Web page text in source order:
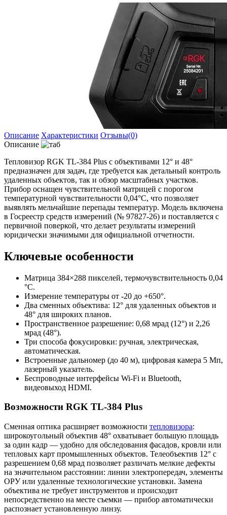
Описание Характеристики Отзывы(0)
Описание
Тепловизор RGK TL-384 Plus с объективами 12° и 48°
предназначен для задач, где требуется как детальный контроль
удаленных объектов, так и обзор масштабных участков.
Прибор оснащен чувствительной матрицей с порогом
температурной чувствительности 0,04°C, что позволяет
выявлять мельчайшие перепады температур. Модель включена
в Госреестр средств измерений (№ 97827-26) и поставляется с
первичной поверкой, что делает результаты измерений
юридически значимыми для официальной отчетности.
Ключевые особенности
Матрица 384×288 пикселей, термочувствительность 0,04
°C.
Измерение температуры от -20 до +650°.
Два сменных объектива: 12° для удаленных объектов и
48° для широких планов.
Пространственное разрешение: 0,68 мрад (12°) и 2,26
мрад (48°).
Три способа фокусировки: ручная, электрическая,
автоматическая.
Встроенные дальномер (до 40 м), цифровая камера 5 Мп,
лазерный указатель.
Беспроводные интерфейсы Wi-Fi и Bluetooth,
видеовыход HDMI.
Возможности RGK TL-384 Plus
Сменная оптика расширяет возможности тепловизора:
широкоугольный объектив 48° охватывает большую площадь
за один кадр — удобно для обследования фасадов, кровли или
тепловых карт промышленных объектов. Телеобъектив 12° с
разрешением 0,68 мрад позволяет различать мелкие дефекты
на значительном расстоянии: линии электропередач, элементы
ОРУ или удаленные технологические установки. Замена
объектива не требует инструментов и происходит
непосредственно на месте съемки — прибор автоматически
распознает установленную линзу.